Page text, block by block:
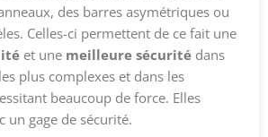
anneaux, des barres asymétriques ou
Celles-ci permettent de ce fait une
et une meilleure sécurité dans
plus complexes et dans les
beaucoup de force. Elles
un gage de sécurité.